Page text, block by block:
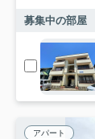
募集中の部屋
アパート